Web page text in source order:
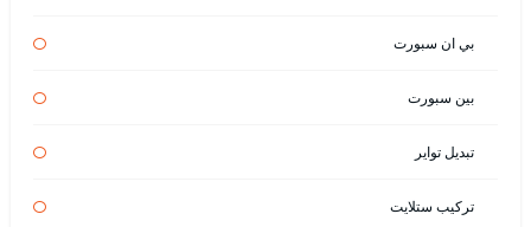
بي ان سبورت
بين سبورت
تبديل تواير
تركيب ستلايت